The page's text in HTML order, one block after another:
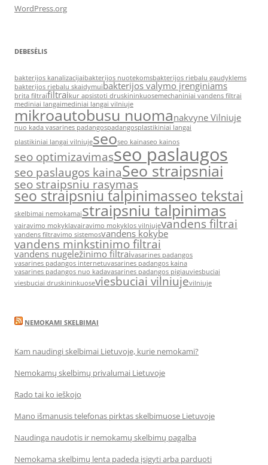
WordPress.org
DEBESĖLIS
bakterijos kanalizacijaibakterijos nuotekomsbakterijos riebalu gaudyklems
bakterijos riebalu skaidymuibakterijos valymo įrenginiams
brita filtraifiltraikur apsistoti druskininkuosemechaniniai vandens filtrai
mediniai langaimediniai langai vilniuje
mikroautobusu nuomanakvyne Vilniuje
nuo kada vasarines padangospadangosplastikiniai langai
plastikiniai langai vilniujeseoseo kainaseo kainos
seo optimizavimasseo paslaugos
seo paslaugos kainaSeo straipsniai
seo straipsniu rasymas
seo straipsniu talpinimasseo tekstai
skelbimai nemokamaistraipsniu talpinimas
vairavimo mokyklavairavimo mokyklos vilniujevandens filtrai
vandens filtravimo sistemosvandens kokybe
vandens minkstinimo filtrai
vandens nugeležinimo filtraivasarines padangos
vasarines padangos internetuvasarines padangos kaina
vasarines padangos nuo kadavasarines padangos pigiauviesbuciai
viesbuciai druskininkuoseviesbuciai vilniujevilniuje
NEMOKAMI SKELBIMAI
Kam naudingi skelbimai Lietuvoje, kurie nemokami?
Nemokamų skelbimų privalumai Lietuvoje
Rado tai ko ieškojo
Mano išmanusis telefonas pirktas skelbimuose Lietuvoje
Naudinga naudotis ir nemokamų skelbimų pagalba
Nemokama skelbimų lenta padeda įsigyti arba parduoti